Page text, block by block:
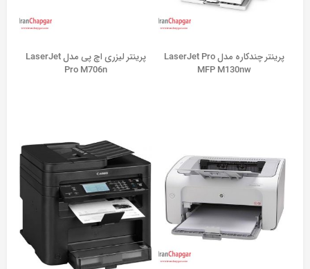
پرینتر چندکاره مدل LaserJet Pro
MFP M130nw
پرینتر لیزری اچ پی مدل LaserJet
Pro M706n